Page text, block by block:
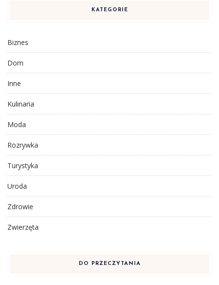
KATEGORIE
Biznes
Dom
Inne
Kulinaria
Moda
Rozrywka
Turystyka
Uroda
Zdrowie
Zwierzęta
DO PRZECZYTANIA